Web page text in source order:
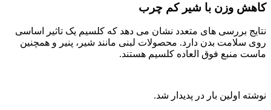
کاهش وزن با شیر کم چرب
نتایج بررسی‌ های متعدد نشان می ‌دهد که کلسیم یک تاثیر اساسی
روی سلامت بدن دارد. محصولات لبنی مانند شیر، پنیر و همچنین
ماست منبع فوق ‌العاده‌ کلسیم هستند.
نوشته اولین بار در پدیدار شد.